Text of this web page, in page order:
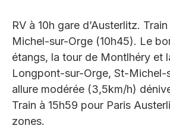
RV à 10h gare d’Austerlitz.
Michel-sur-Orge (10h45). Le
étangs, la tour de Montlhéry et
Longpont-sur-Orge, St-Michel-
allure modérée (3,5km/h)
Train à 15h59 pour Paris
zones.